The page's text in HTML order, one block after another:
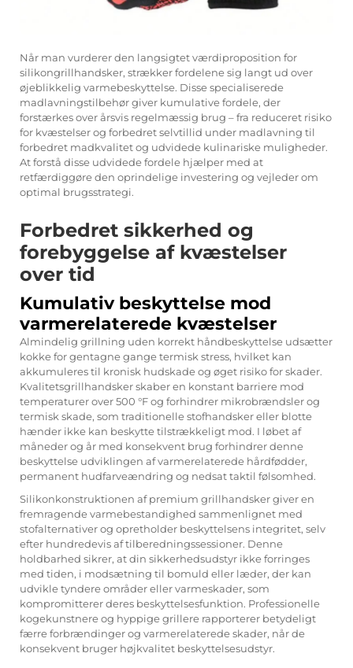
Når man vurderer den langsigtet værdiproposition for
silikongrillhandsker, strækker fordelene sig langt ud over
øjeblikkelig varmebeskyttelse. Disse specialiserede
madlavningstilbehør giver kumulative fordele, der
forstærkes over årsvis regelmæssig brug – fra reduceret risiko
for kvæstelser og forbedret selvtillid under madlavning til
forbedret madkvalitet og udvidede kulinariske muligheder.
At forstå disse udvidede fordele hjælper med at
retfærdiggøre den oprindelige investering og vejleder om
optimal brugsstrategi.
Forbedret sikkerhed og
forebyggelse af kvæstelser
over tid
Kumulativ beskyttelse mod
varmerelaterede kvæstelser
Almindelig grillning uden korrekt håndbeskyttelse udsætter
kokke for gentagne gange termisk stress, hvilket kan
akkumuleres til kronisk hudskade og øget risiko for skader.
Kvalitetsgrillhandsker skaber en konstant barriere mod
temperaturer over 500 °F og forhindrer mikrobrændsler og
termisk skade, som traditionelle stofhandsker eller blotte
hænder ikke kan beskytte tilstrækkeligt mod. I løbet af
måneder og år med konsekvent brug forhindrer denne
beskyttelse udviklingen af varmerelaterede hårdfødder,
permanent hudfarveændring og nedsat taktil følsomhed.
Silikonkonstruktionen af premium grillhandsker giver en
fremragende varmebestandighed sammenlignet med
stofalternativer og opretholder beskyttelsens integritet, selv
efter hundredevis af tilberedningssessioner. Denne
holdbarhed sikrer, at din sikkerhedsudstyr ikke forringes
med tiden, i modsætning til bomuld eller læder, der kan
udvikle tyndere områder eller varmeskader, som
kompromitterer deres beskyttelsesfunktion. Professionelle
kogekunstnere og hyppige grillere rapporterer betydeligt
færre forbrændinger og varmerelaterede skader, når de
konsekvent bruger højkvalitet beskyttelsesudstyr.